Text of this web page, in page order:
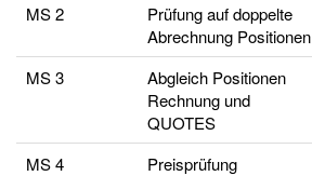
MS 2
Prüfung auf doppelte
Abrechnung Positionen
MS 3
Abgleich Positionen
Rechnung und
QUOTES
MS 4 Preisprüfung